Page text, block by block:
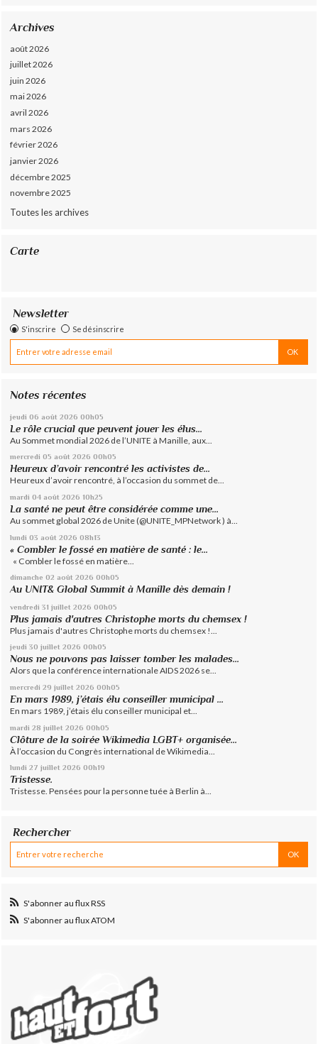
Archives
août 2026
juillet 2026
juin 2026
mai 2026
avril 2026
mars 2026
février 2026
janvier 2026
décembre 2025
novembre 2025
Toutes les archives
Carte
Newsletter
S'inscrire Se désinscrire
Notes récentes
jeudi 06 août 2026 00h05
Le rôle crucial que peuvent jouer les élus...
Au Sommet mondial 2026 de l’UNITE à Manille, aux...
mercredi 05 août 2026 00h05
Heureux d’avoir rencontré les activistes de...
Heureux d’avoir rencontré, à l’occasion du sommet de...
mardi 04 août 2026 10h25
La santé ne peut être considérée comme une...
Au sommet global 2026 de Unite (@UNITE_MPNetwork ) à...
lundi 03 août 2026 08h13
« Combler le fossé en matière de santé : le...
« Combler le fossé en matière...
dimanche 02 août 2026 00h05
Au UNIT& Global Summit à Manille dès demain !
vendredi 31 juillet 2026 00h05
Plus jamais d'autres Christophe morts du chemsex !
Plus jamais d'autres Christophe morts du chemsex !...
jeudi 30 juillet 2026 00h05
Nous ne pouvons pas laisser tomber les malades...
Alors que la conférence internationale AIDS 2026 se...
mercredi 29 juillet 2026 00h05
En mars 1989, j’étais élu conseiller municipal ...
En mars 1989, j’étais élu conseiller municipal et...
mardi 28 juillet 2026 00h05
Clôture de la soirée Wikimedia LGBT+ organisée...
À l’occasion du Congrès international de Wikimedia...
lundi 27 juillet 2026 00h19
Tristesse.
Tristesse. Pensées pour la personne tuée à Berlin à...
Rechercher
S'abonner au flux RSS
S'abonner au flux ATOM